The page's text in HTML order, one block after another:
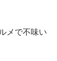
メで不味い